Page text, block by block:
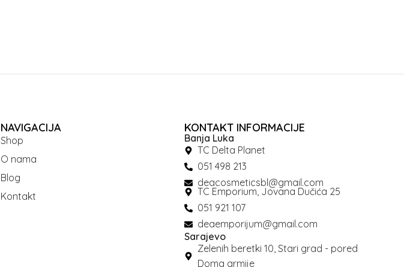
NAVIGACIJA
Shop
O nama
Blog
Kontakt
KONTAKT INFORMACIJE
Banja Luka
TC Delta Planet
051 498 213
deacosmeticsbl@gmail.com
TC Emporium, Jovana Dučića 25
051 921 107
deaemporijum@gmail.com
Sarajevo
Zelenih beretki 10, Stari grad - pored
Doma armije